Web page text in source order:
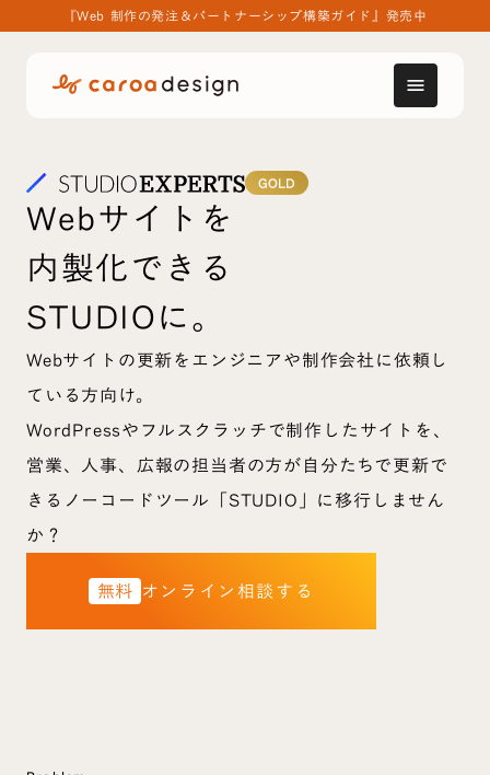
『Web 制作の発注＆パートナーシップ構築ガイド』発売中
menu
GOLD
Webサイトを
内製化できる
STUDIOに。
Webサイトの更新をエンジニアや制作会社に依頼し
ている方向け。
WordPressやフルスクラッチで制作したサイトを、
営業、人事、広報の担当者の方が自分たちで更新で
きるノーコードツール「STUDIO」に移行しません
か？
無料 オンライン相談する